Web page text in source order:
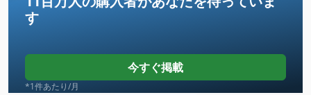
す
今すぐ掲載
*1件あたり/月